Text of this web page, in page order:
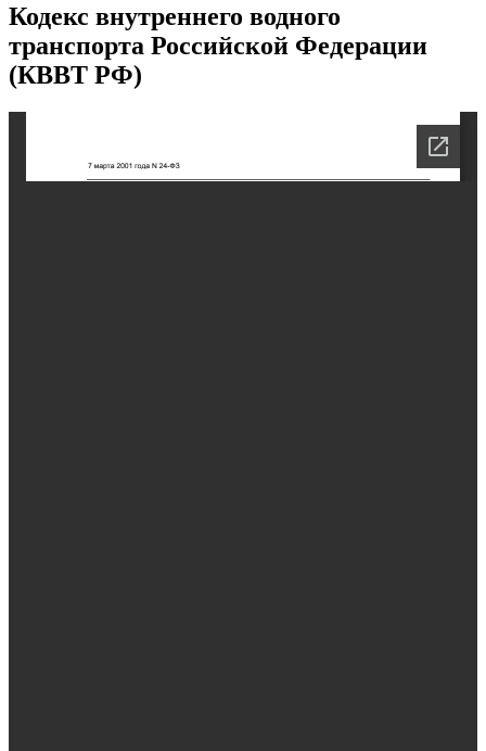
Кодекс внутреннего водного
транспорта Российской Федерации
(КВВТ РФ)